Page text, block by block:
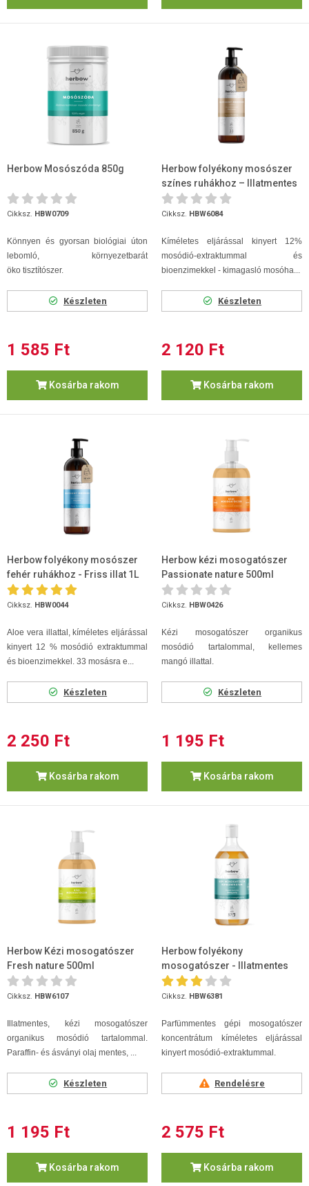
Herbow Mosószóda 850g
Cikksz. HBW0709
Könnyen és gyorsan biológiai úton
lebomló, környezetbarát
öko tisztítószer.
Készleten
1 585 Ft
Kosárba rakom
Herbow folyékony mosószer
színes ruhákhoz – Illatmentes
1L
Cikksz. HBW6084
Kíméletes eljárással kinyert 12%
mosódió-extraktummal és
bioenzimekkel - kimagasló mosóha...
Készleten
2 120 Ft
Kosárba rakom
Herbow folyékony mosószer
fehér ruhákhoz - Friss illat 1L
Cikksz. HBW0044
Aloe vera illattal, kíméletes eljárással
kinyert 12 % mosódió extraktummal
és bioenzimekkel. 33 mosásra e...
Készleten
2 250 Ft
Kosárba rakom
Herbow kézi mosogatószer
Passionate nature 500ml
Cikksz. HBW0426
Kézi mosogatószer organikus
mosódió tartalommal, kellemes
mangó illattal.
Készleten
1 195 Ft
Kosárba rakom
Herbow Kézi mosogatószer
Fresh nature 500ml
Cikksz. HBW6107
Illatmentes, kézi mosogatószer
organikus mosódió tartalommal.
Paraffin- és ásványi olaj mentes, ...
Készleten
1 195 Ft
Kosárba rakom
Herbow folyékony
mosogatószer - Illatmentes
750ml
Cikksz. HBW6381
Parfümmentes gépi mosogatószer
koncentrátum kíméletes eljárással
kinyert mosódió-extraktummal.
Rendelésre
2 575 Ft
Kosárba rakom